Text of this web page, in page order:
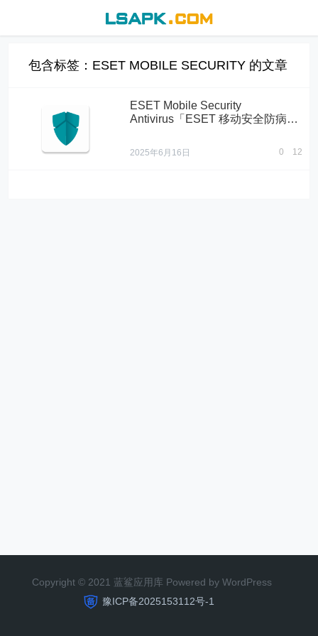
包含标签：ESET MOBILE SECURITY 的文章
ESET Mobile Security
Antivirus「ESET 移动安全防病毒
2025年6月16日 0 12
Copyright © 2021 蓝鲨应用库 Powered by WordPress
豫ICP备2025153112号-1